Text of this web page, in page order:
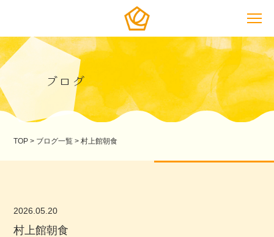
ブログ
TOP > ブログ一覧 >村上館朝食
2026.05.20
村上館朝食